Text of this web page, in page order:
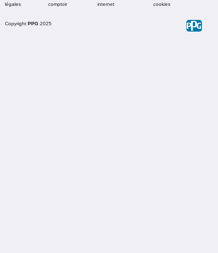
légales comptoir internet cookies
Copyright PPG 2025